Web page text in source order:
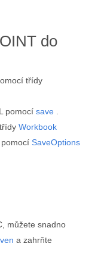
do
třídy
pomocí save
Workbook
SaveOptions
můžete snadno
a zahrňte